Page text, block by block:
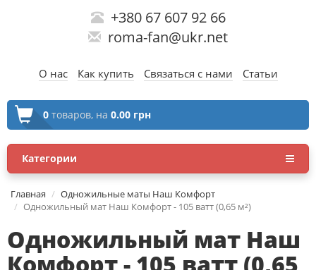
+380 67 607 92 66
roma-fan@ukr.net
О нас Как купить Связаться с нами Статьи
0 товаров, на 0.00 грн
Категории
Главная
Одножильные маты Наш Комфорт
Одножильный мат Наш Комфорт - 105 ватт (0,65 м²)
Одножильный мат Наш